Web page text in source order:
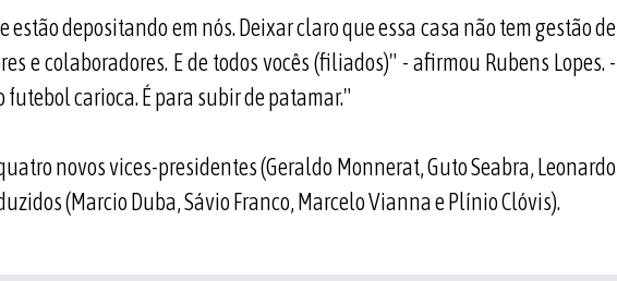
depositando em nós. Deixar claro que essa casa não tem gestão de
e colaboradores. E de todos vocês (filiados)" - afirmou Rubens Lopes. -
futebol carioca. É para subir de patamar."
novos vices-presidentes (Geraldo Monnerat, Guto Seabra, Leonardo
(Marcio Duba, Sávio Franco, Marcelo Vianna e Plínio Clóvis).